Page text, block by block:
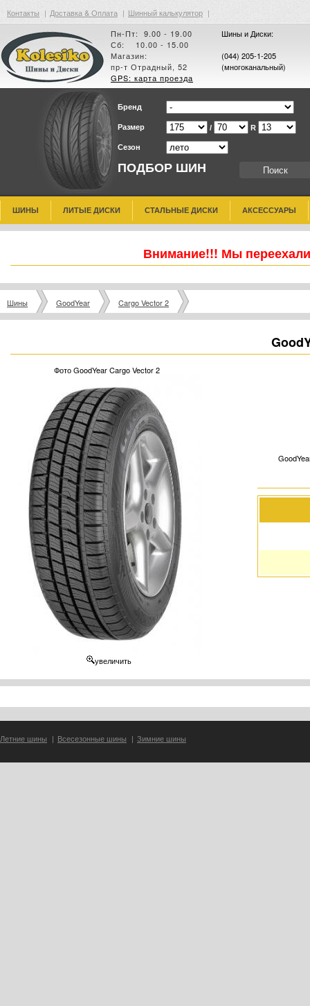
Контакты | Доставка & Оплата | Шинный калькулятор |
Пн-Пт: 9.00 - 19.00
Сб: 10.00 - 15.00
Магазин:
пр-т Отрадный, 52
GPS: карта проезда
Шины и Диски:
(044) 205-1-205
(многоканальный)
ПОДБОР ШИН
Бренд
Размер / R
Сезон
ШИНЫ ЛИТЫЕ ДИСКИ СТАЛЬНЫЕ ДИСКИ АКСЕССУАРЫ
Внимание!!! Мы
Шины GoodYear Cargo Vector 2
Фото GoodYear Cargo Vector 2
увеличить
Летние шины | Всесезонные шины | Зимние шины